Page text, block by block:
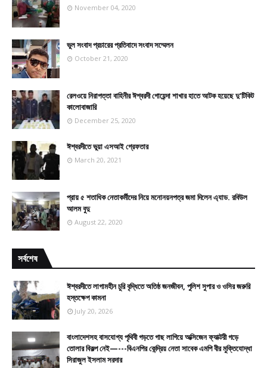
November 04, 2020
ভুল সংবাদ প্রচারের প্রতিবাদে সংবাদ সম্মেলন
October 21, 2020
রেলওয়ে নিরাপত্তা বাহিনীর ঈশ্বরদী গোয়েন্দা শাখার হাতে আটক হয়েছে দু’টিকিট
কালোবাজারি
December 25, 2020
ঈশ্বরদীতে ভুয়া এসআই গ্রেফতার
March 20, 2021
প্রায় ৫ শতাধিক নেতাকর্মীদের নিয়ে মনোনয়নপত্র জমা দিলেন এ্যাড. রবিউল
আলম বুদু
August 22, 2020
সর্বশেষ
ঈশ্বরদীতে লাগামহীন চুরি বৃদ্ধিতে অতিষ্ঠ জনজীবন, পুলিশ সুপার ও ওসির জরুরি
হস্তক্ষেপ কামনা
July 20, 2026
বাংলাদেশসহ বাসযোগ্য পৃথিবী গড়তে গাছ লাগিয়ে অক্সিজেন ফ্যাক্টরী গড়ে
তোলার বিকল্প নেই—---বিএনপির কেন্দ্রিয় নেতা সাবেক এমপি বীর মুক্তিযোদ্ধা
সিরাজুল ইসলাম সরদার